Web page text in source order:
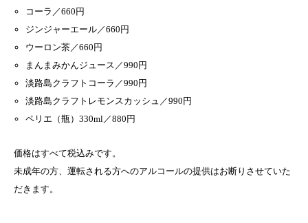
コーラ／660円
ジンジャーエール／660円
ウーロン茶／660円
まんまみかんジュース／990円
淡路島クラフトコーラ／990円
淡路島クラフトレモンスカッシュ／990円
ペリエ（瓶）330ml／880円
価格はすべて税込みです。
未成年の方、運転される方へのアルコールの提供はお断りさせていた
だきます。